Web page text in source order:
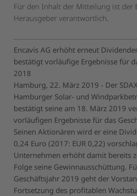
Für den Inhalt der Mitteilung ist der
Herausgeber verantwortlich.
Encavis AG erhöht erneut
bestätigt vorläufige Ergebnisse für
2018
Hamburg, 22. März 2019 - Der
Hamburger Solar- und
bestätigt seine am 18. März 2019
vorläufigen Ergebnisse für das
Seinen Aktionären wird er eine
0,24 Euro (2017: EUR 0,22)
Unternehmen erhöht damit bereits
Folge seine Gewinnausschüttung.
Geschäftsjahr 2019 geht der
Fortsetzung des profitablen